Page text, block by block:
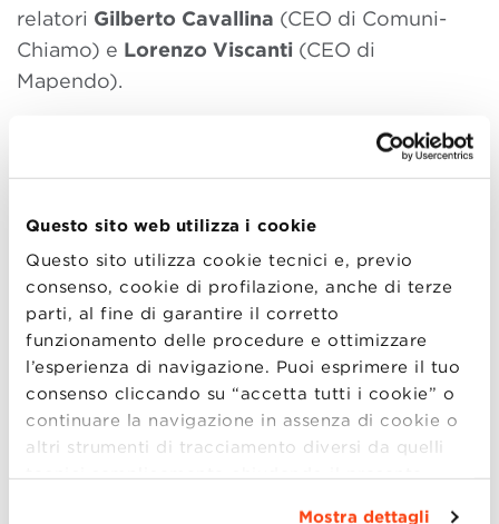
Questo sito web utilizza i cookie
Questo sito utilizza cookie tecnici e, previo
consenso, cookie di profilazione, anche di terze
parti, al fine di garantire il corretto
funzionamento delle procedure e ottimizzare
l’esperienza di navigazione. Puoi esprimere il tuo
consenso cliccando su “accetta tutti i cookie” o
continuare la navigazione in assenza di cookie o
altri strumenti di tracciamento diversi da quelli
tecnici semplicemente chiudendo il presente
Mostra dettagli
relatori Gilberto Cavallina (CEO di Comuni-
Chiamo) e Lorenzo Viscanti (CEO di
Mapendo).
A seguire gli studenti di BBS presenteranno le
loro idee di business e riceveranno feedback
18:30 Registrazione
18:45 Introduzione e Saluto di Benvenuto
Riccardo FiniAssociate Dean for Innovation &
Entrepreneurship, Bologna Business School
Federico StrolloFounder, Bologna Start Up